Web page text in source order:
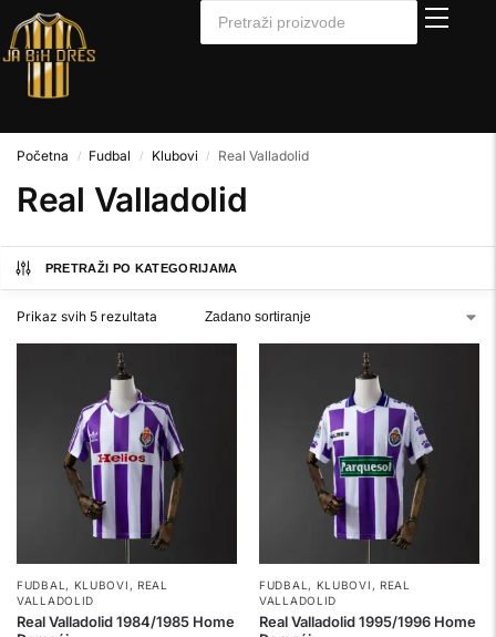
Početna / Fudbal / Klubovi / Real Valladolid
Real Valladolid
PRETRAŽI PO KATEGORIJAMA
Prikaz svih 5 rezultata
FUDBAL , KLUBOVI , REAL
VALLADOLID
Real Valladolid 1984/1985 Home
FUDBAL , KLUBOVI , REAL
VALLADOLID
Real Valladolid 1995/1996 Home